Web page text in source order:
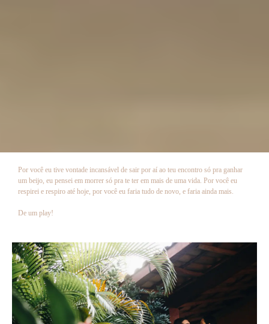
Por você eu tive vontade incansável de sair por aí ao teu encontro só pra ganhar
um beijo, eu pensei em morrer só pra te ter em mais de uma vida. Por você eu
respirei e respiro até hoje, por você eu faria tudo de novo, e faria ainda mais.
De um play!